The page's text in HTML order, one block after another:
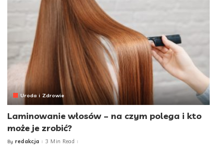
Uroda i Zdrowie
Laminowanie włosów – na czym polega i kto
może je zrobić?
Posted
By redakcja 3 Min Read